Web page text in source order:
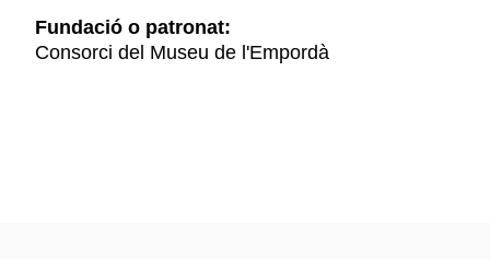
Fundació o patronat:
Consorci del Museu de l'Empordà